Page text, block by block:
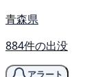
青森県
884件の出没
アラート